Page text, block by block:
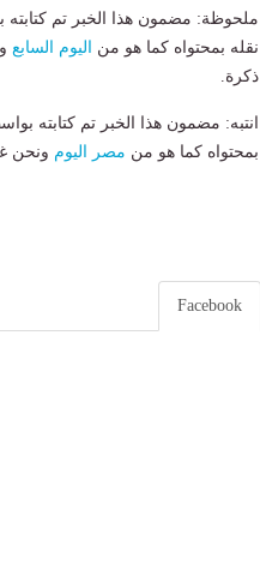
ملحوظة: مضمون هذا الخبر تم كتابته
نقله بمحتواه كما هو من
اليوم السابع
ذكرة.
انتبه: مضمون هذا الخبر تم كتابته
بمحتواه كما هو من مصر اليوم ونحن
Facebook